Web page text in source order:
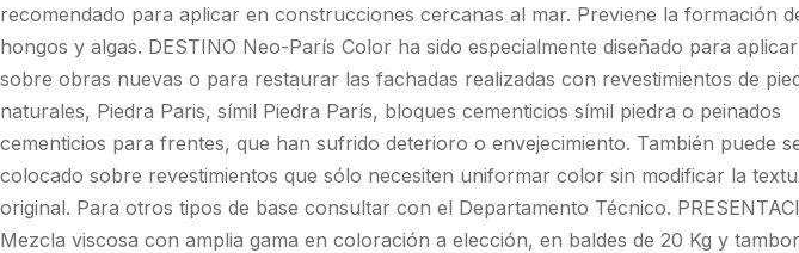
recomendado para aplicar en construcciones cercanas al mar. Previene la formación
hongos y algas. DESTINO Neo-París Color ha sido especialmente diseñado para aplicar
sobre obras nuevas o para restaurar las fachadas realizadas con revestimientos de
naturales, Piedra Paris, símil Piedra París, bloques cementicios símil piedra o peinados
cementicios para frentes, que han sufrido deterioro o envejecimiento. También puede
colocado sobre revestimientos que sólo necesiten uniformar color sin modificar la
original. Para otros tipos de base consultar con el Departamento Técnico.
Mezcla viscosa con amplia gama en coloración a elección, en baldes de 20 Kg y